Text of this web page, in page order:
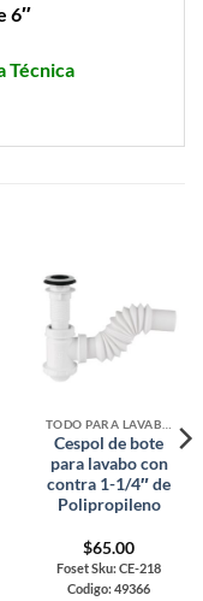
6″
Técnica
Cespol de bote
para lavabo con
contra 1-1/4″ de
Polipropileno
$65.00
Foset Sku: CE-218
Codigo: 49366